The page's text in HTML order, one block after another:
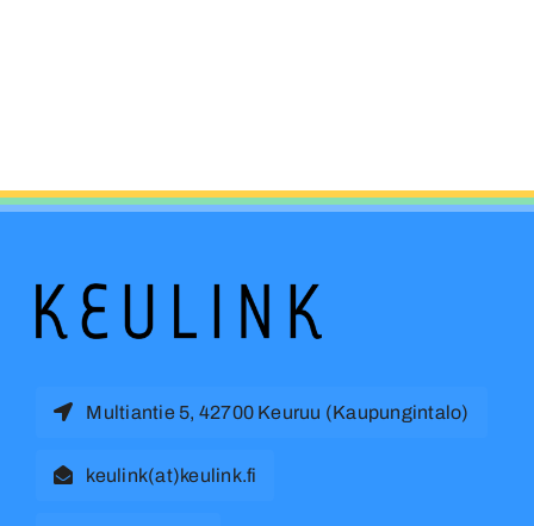
Multiantie 5, 42700 Keuruu (Kaupungintalo)
keulink(at)keulink.fi